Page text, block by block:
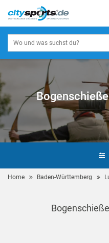
Home Baden-Württemberg